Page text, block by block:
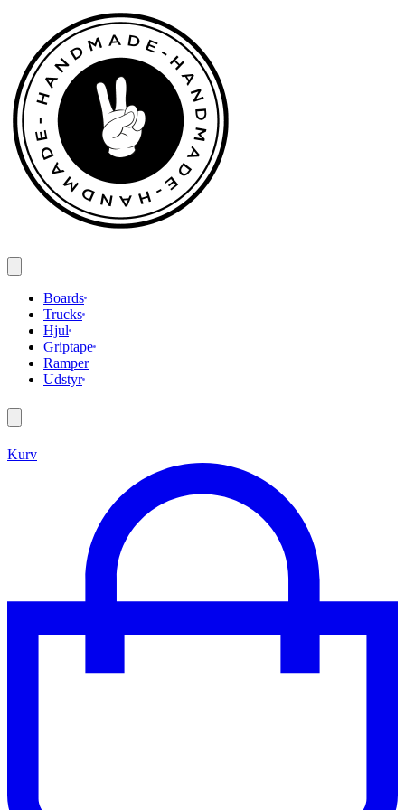
indhold
Boards
Trucks
Hjul
Griptape
Ramper
Udstyr
Search
Kurv